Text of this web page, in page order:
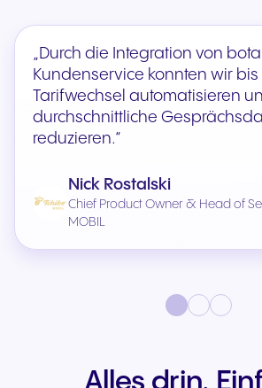
„Durch die Integration von
Kundenservice konnten wir
Tarifwechsel automatisieren
durchschnittliche
reduzieren.“
Nick Rostalski
Chief Product Owner & Head of
MOBIL